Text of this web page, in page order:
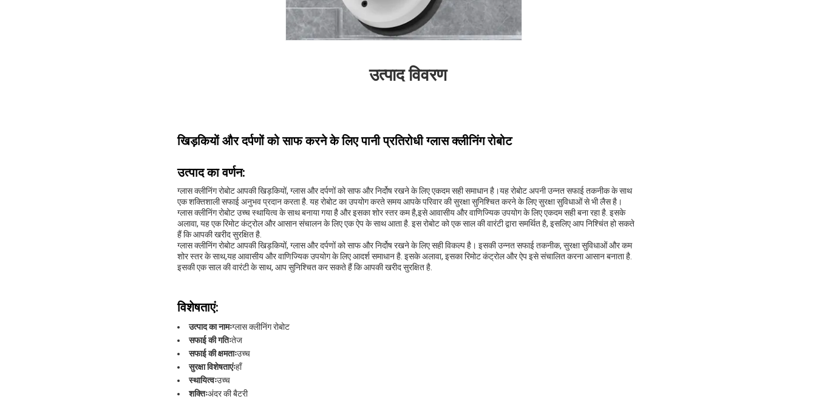
उत्पाद विवरण
खिड़कियों और दर्पणों को साफ करने के लिए पानी प्रतिरोधी ग्लास क्लीनिंग रोबोट
उत्पाद का वर्णन:
ग्लास क्लीनिंग रोबोट आपकी खिड़कियों, ग्लास और दर्पणों को साफ और निर्दोष रखने के लिए एकदम सही समाधान है।यह रोबोट अपनी उन्नत सफाई तकनीक के साथ
एक शक्तिशाली सफाई अनुभव प्रदान करता है. यह रोबोट का उपयोग करते समय आपके परिवार की सुरक्षा सुनिश्चित करने के लिए सुरक्षा सुविधाओं से भी लैस है।
ग्लास क्लीनिंग रोबोट उच्च स्थायित्व के साथ बनाया गया है और इसका शोर स्तर कम है,इसे आवासीय और वाणिज्यिक उपयोग के लिए एकदम सही बना रहा है. इसके
अलावा, यह एक रिमोट कंट्रोल और आसान संचालन के लिए एक ऐप के साथ आता है. इस रोबोट को एक साल की वारंटी द्वारा समर्थित है, इसलिए आप निश्चिंत हो सकते
हैं कि आपकी खरीद सुरक्षित है.
ग्लास क्लीनिंग रोबोट आपकी खिड़कियों, ग्लास और दर्पणों को साफ और निर्दोष रखने के लिए सही विकल्प है। इसकी उन्नत सफाई तकनीक, सुरक्षा सुविधाओं और कम
शोर स्तर के साथ,यह आवासीय और वाणिज्यिक उपयोग के लिए आदर्श समाधान है. इसके अलावा, इसका रिमोट कंट्रोल और ऐप इसे संचालित करना आसान बनाता है.
इसकी एक साल की वारंटी के साथ, आप सुनिश्चित कर सकते हैं कि आपकी खरीद सुरक्षित है.
विशेषताएं:
उत्पाद का नामःग्लास क्लीनिंग रोबोट
सफाई की गतिःतेज
सफाई की क्षमताःउच्च
सुरक्षा विशेषताएंःहाँ
स्थायित्वःउच्च
शक्तिःअंदर की बैटरी